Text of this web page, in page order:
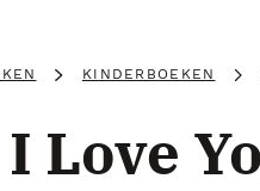
KINDERBOEKEN
Love